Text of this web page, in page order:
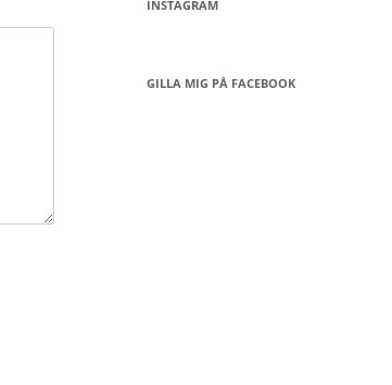
INSTAGRAM
GILLA MIG PÅ FACEBOOK